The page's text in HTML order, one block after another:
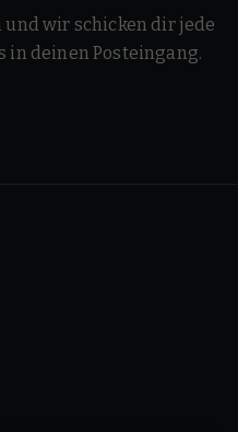
wir schicken dir jede
in deinen Posteingang.